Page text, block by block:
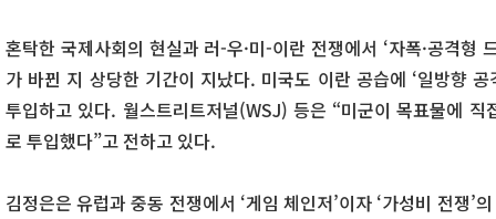
혼탁한 국제사회의 현실과 러-우·미-이란 전쟁에서 ‘자폭·공격형
가 바뀐 지 상당한 기간이 지났다. 미국도 이란 공습에 ‘일방향
투입하고 있다. 월스트리트저널(WSJ) 등은 “미군이 목표물에
로 투입했다”고 전하고 있다.
김정은은 유럽과 중동 전쟁에서 ‘게임 체인저’이자 ‘가성비 전쟁’